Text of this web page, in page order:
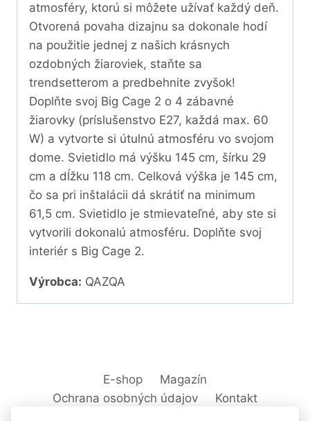
atmosféry, ktorú si môžete užívať každý deň.
Otvorená povaha dizajnu sa dokonale hodí
na použitie jednej z našich krásnych
ozdobných žiaroviek, staňte sa
trendsetterom a predbehnite zvyšok!
Doplňte svoj Big Cage 2 o 4 zábavné
žiarovky (príslušenstvo E27, každá max. 60
W) a vytvorte si útulnú atmosféru vo svojom
dome. Svietidlo má výšku 145 cm, šírku 29
cm a dĺžku 118 cm. Celková výška je 145 cm,
čo sa pri inštalácii dá skrátiť na minimum
61,5 cm. Svietidlo je stmievateľné, aby ste si
vytvorili dokonalú atmosféru. Doplňte svoj
interiér s Big Cage 2.
Výrobca: QAZQA
E-shop
Magazín
Ochrana osobných údajov
Kontakt